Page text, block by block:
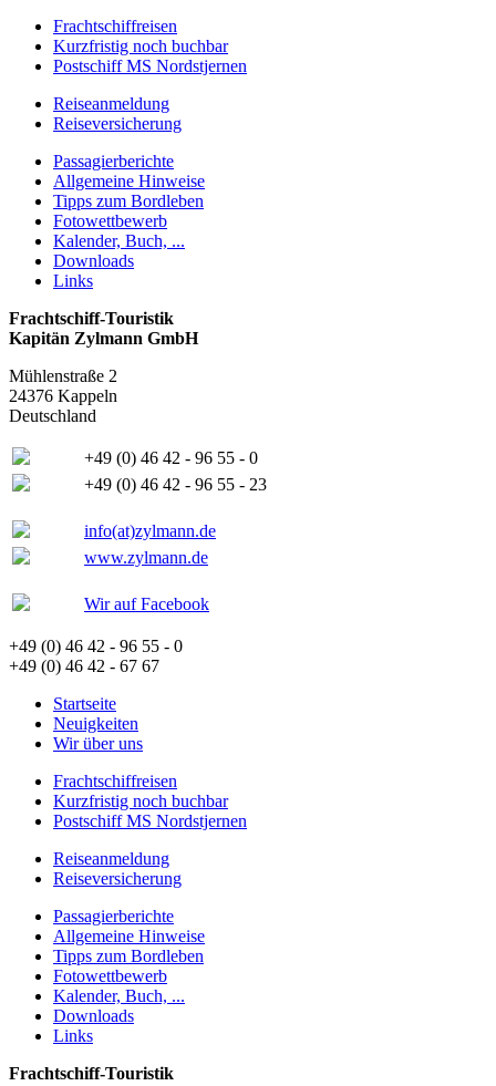
Frachtschiffreisen
Kurzfristig noch buchbar
Postschiff MS Nordstjernen
Reiseanmeldung
Reiseversicherung
Passagierberichte
Allgemeine Hinweise
Tipps zum Bordleben
Fotowettbewerb
Kalender, Buch, ...
Downloads
Links
Frachtschiff-Touristik
Kapitän Zylmann GmbH
Mühlenstraße 2
24376 Kappeln
Deutschland
+49 (0) 46 42 - 96 55 - 0
+49 (0) 46 42 - 96 55 - 23
info(at)zylmann.de
www.zylmann.de
Wir auf Facebook
+49 (0) 46 42 - 96 55 - 0
+49 (0) 46 42 - 67 67
Startseite
Neuigkeiten
Wir über uns
Frachtschiffreisen
Kurzfristig noch buchbar
Postschiff MS Nordstjernen
Reiseanmeldung
Reiseversicherung
Passagierberichte
Allgemeine Hinweise
Tipps zum Bordleben
Fotowettbewerb
Kalender, Buch, ...
Downloads
Links
Frachtschiff-Touristik